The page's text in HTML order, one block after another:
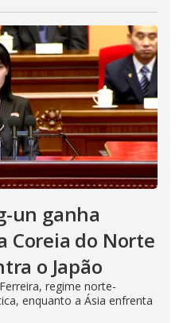
un ganha
Coreia do Norte
o Japão
regime norte-
enquanto a Ásia enfrenta